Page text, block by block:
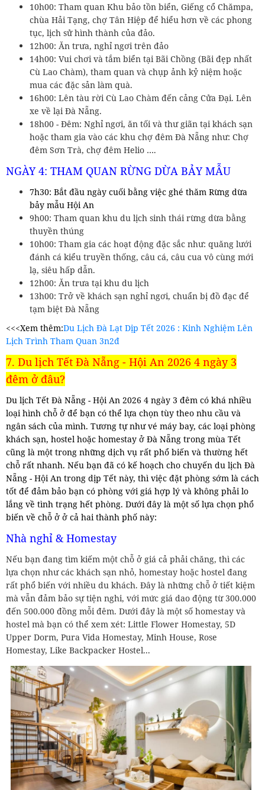
10h00: Tham quan Khu bảo tồn biển, Giếng cổ Chămpa,
chùa Hải Tạng, chợ Tân Hiệp để hiểu hơn về các phong
tục, lịch sử hình thành của đảo.
12h00: Ăn trưa, nghỉ ngơi trên đảo
14h00: Vui chơi và tắm biển tại Bãi Chồng (Bãi đẹp nhất
Cù Lao Chàm), tham quan và chụp ảnh kỷ niệm hoặc
mua các đặc sản làm quà.
16h00: Lên tàu rời Cù Lao Chàm đến cảng Cửa Đại. Lên
xe về lại Đà Nẵng.
18h00 - Đêm: Nghỉ ngơi, ăn tối và thư giãn tại khách sạn
hoặc tham gia vào các khu chợ đêm Đà Nẵng như: Chợ
đêm Sơn Trà, chợ đêm Helio ….
NGÀY 4: THAM QUAN RỪNG DỪA BẢY MẪU
7h30: Bắt đầu ngày cuối bằng việc ghé thăm Rừng dừa
bảy mẫu Hội An
9h00: Tham quan khu du lịch sinh thái rừng dừa bằng
thuyền thúng
10h00: Tham gia các hoạt động đặc sắc như: quăng lưới
đánh cá kiểu truyền thống, câu cá, câu cua vô cùng mới
lạ, siêu hấp dẫn.
12h00: Ăn trưa tại khu du lịch
13h00: Trở về khách sạn nghỉ ngơi, chuẩn bị đồ đạc để
tạm biệt Đà Nẵng
<<<Xem thêm:Du Lịch Đà Lạt Dịp Tết 2026 : Kinh Nghiệm Lên
Lịch Trình Tham Quan 3n2đ
7. Du lịch Tết Đà Nẵng - Hội An 2026 4 ngày 3
đêm ở đâu?
Du lịch Tết Đà Nẵng - Hội An 2026 4 ngày 3 đêm có khá nhiều
loại hình chỗ ở để bạn có thể lựa chọn tùy theo nhu cầu và
ngân sách của mình. Tương tự như vé máy bay, các loại phòng
khách sạn, hostel hoặc homestay ở Đà Nẵng trong mùa Tết
cũng là một trong những dịch vụ rất phổ biến và thường hết
chỗ rất nhanh. Nếu bạn đã có kế hoạch cho chuyến du lịch Đà
Nẵng - Hội An trong dịp Tết này, thì việc đặt phòng sớm là cách
tốt để đảm bảo bạn có phòng với giá hợp lý và không phải lo
lắng về tình trạng hết phòng. Dưới đây là một số lựa chọn phổ
biến về chỗ ở ở cả hai thành phố này:
Nhà nghỉ & Homestay
Nếu bạn đang tìm kiếm một chỗ ở giá cả phải chăng, thì các
lựa chọn như các khách sạn nhỏ, homestay hoặc hostel đang
rất phổ biến với nhiều du khách. Đây là những chỗ ở tiết kiệm
mà vẫn đảm bảo sự tiện nghi, với mức giá dao động từ 300.000
đến 500.000 đồng mỗi đêm. Dưới đây là một số homestay và
hostel mà bạn có thể xem xét: Little Flower Homestay, 5D
Upper Dorm, Pura Vida Homestay, Minh House, Rose
Homestay, Like Backpacker Hostel...